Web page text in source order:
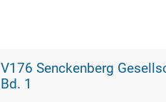
V176 Senckenberg Gesellschaft für
Bd. 1